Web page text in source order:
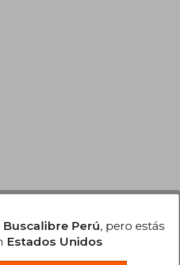
Buscalibre Perú, pero estás
Estados Unidos